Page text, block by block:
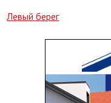
Левый берег